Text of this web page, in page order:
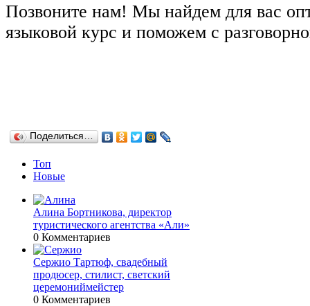
Позвоните нам! Мы найдем для вас
языковой курс и поможем с
Поделиться…
Топ
Новые
Алина Бортникова, директор
туристического агентства «Али»
0 Комментариев
Сержио Тартюф, свадебный
продюсер, стилист, светский
церемониймейстер
0 Комментариев